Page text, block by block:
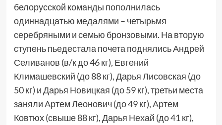
белорусской команды пополнилась
одиннадцатью медалями – четырьмя
серебряными и семью бронзовыми. На вторую
ступень пьедестала почета поднялись Андрей
Селиванов (в/к до 46 кг), Евгений
Климашевский (до 88 кг), Дарья Лисовская (до
50 кг) и Дарья Новицкая (до 59 кг), третьи места
заняли Артем Леонович (до 49 кг), Артем
Ковтюх (свыше 88 кг), Дарья Нехай (до 41 кг),